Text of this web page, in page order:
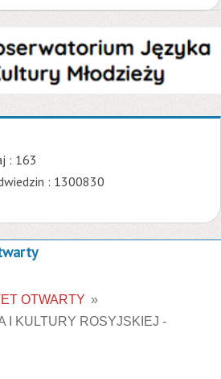
: 163
: 1300830
OTWARTY »
I KULTURY ROSYJSKIEJ -